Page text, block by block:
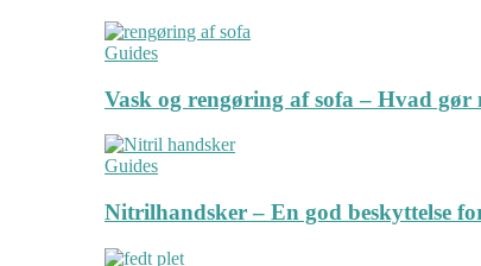
Guides
Vask og rengøring af sofa – Hvad gør
Guides
Nitrilhandsker – En god beskyttelse